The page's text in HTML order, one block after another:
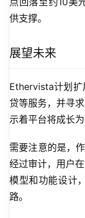
供支撑。
展望未来
Ethervista计划扩
贷等服务，并寻
示着平台将成长
需要注意的是，
经过审计，用户
模型和功能设计
路。